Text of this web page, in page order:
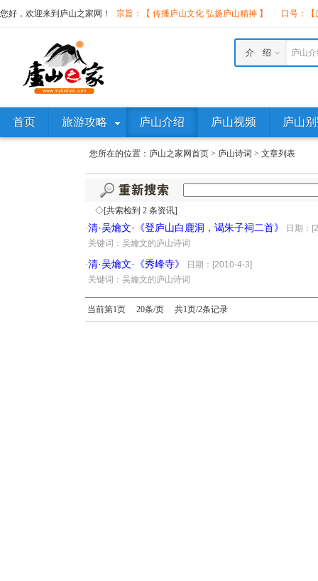
您好，欢迎来到庐山之家网！ 宗旨：【 传播庐山文化 弘扬庐山精神 】 口号：
庐山
介 绍
首页 旅游攻略 庐山介绍 庐山视频 庐山
您所在的位置： 庐山之家网首页 > 庐山诗词 > 文章列表
◇[共索检到 2 条资讯]
·清·吴爚文·《登庐山白鹿洞，谒朱子祠二首》
日期：
关键词：吴爚文的庐山诗词
·清·吴爚文·《秀峰寺》
日期：[2010-4-3]
关键词：吴爚文的庐山诗词
当前第1页 20条/页 共1页/2条记录